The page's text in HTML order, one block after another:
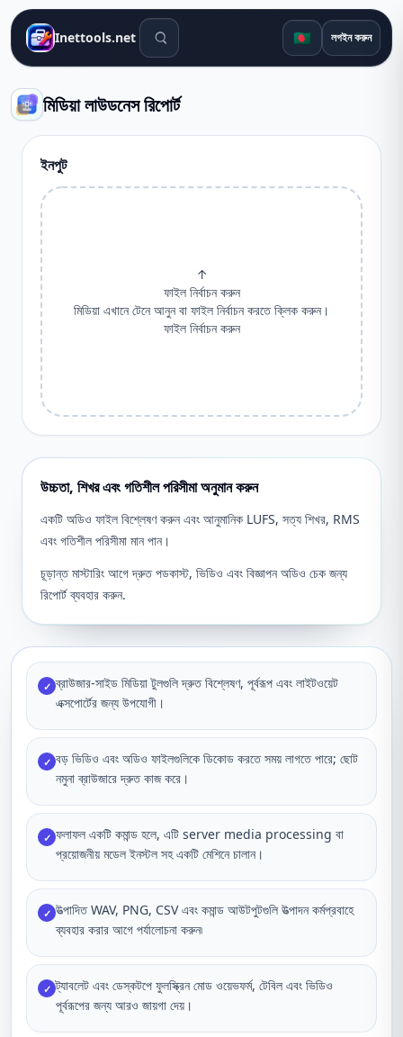
Inettools.net সার্চ টুলস 🇧🇩 লগইন করুন
মিডিয়া লাউডনেস রিপোর্ট
ইনপুট
↑
ফাইল নির্বাচন করুন
মিডিয়া এখানে টেনে আনুন বা ফাইল নির্বাচন করতে ক্লিক করুন।
ফাইল নির্বাচন করুন
উচ্চতা, শিখর এবং গতিশীল পরিসীমা অনুমান করুন
একটি অডিও ফাইল বিশ্লেষণ করুন এবং আনুমানিক LUFS, সত্য শিখর, RMS
এবং গতিশীল পরিসীমা মান পান।
চূড়ান্ত মাস্টারিং আগে দ্রুত পডকাস্ট, ভিডিও এবং বিজ্ঞাপন অডিও চেক জন্য
রিপোর্ট ব্যবহার করুন.
✓ ব্রাউজার-সাইড মিডিয়া টুলগুলি দ্রুত বিশ্লেষণ, পূর্বরূপ এবং লাইটওয়েট
এক্সপোর্টের জন্য উপযোগী।
✓ বড় ভিডিও এবং অডিও ফাইলগুলিকে ডিকোড করতে সময় লাগতে পারে; ছোট
নমুনা ব্রাউজারে দ্রুত কাজ করে।
✓ ফলাফল একটি কমান্ড হলে, এটি server media processing বা
প্রয়োজনীয় মডেল ইনস্টল সহ একটি মেশিনে চালান।
✓ উত্পাদিত WAV, PNG, CSV এবং কমান্ড আউটপুটগুলি উত্পাদন কর্মপ্রবাহে
ব্যবহার করার আগে পর্যালোচনা করুন৷
✓ ট্যাবলেট এবং ডেস্কটপে ফুলস্ক্রিন মোড ওয়েভফর্ম, টেবিল এবং ভিডিও
পূর্বরূপের জন্য আরও জায়গা দেয়।